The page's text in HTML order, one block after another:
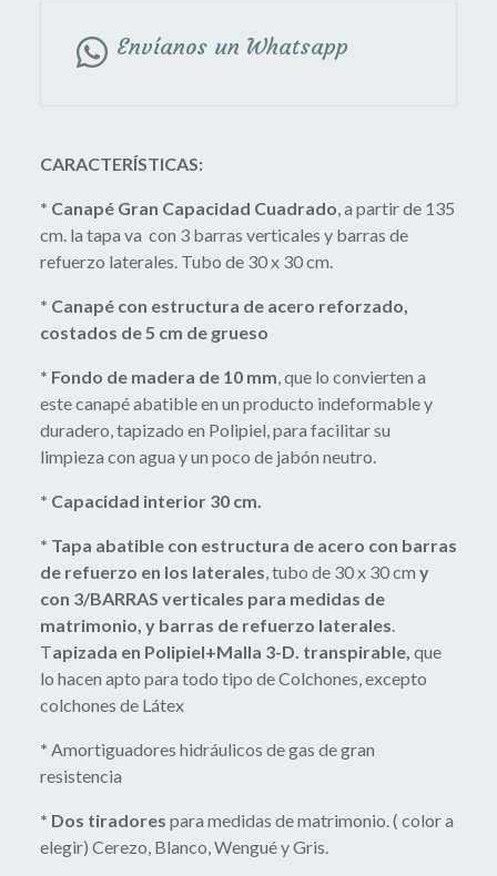
Envíanos un Whatsapp
CARACTERÍSTICAS:
* Canapé Gran Capacidad Cuadrado, a partir de 135
cm. la tapa va con 3 barras verticales y barras de
refuerzo laterales. Tubo de 30 x 30 cm.
* Canapé con estructura de acero reforzado,
costados de 5 cm de grueso
* Fondo de madera de 10 mm, que lo convierten a
este canapé abatible en un producto indeformable y
duradero, tapizado en Polipiel, para facilitar su
limpieza con agua y un poco de jabón neutro.
* Capacidad interior 30 cm.
* Tapa abatible con estructura de acero con barras
de refuerzo en los laterales, tubo de 30 x 30 cm y
con 3/BARRAS verticales para medidas de
matrimonio, y barras de refuerzo laterales.
Tapizada en Polipiel+Malla 3-D. transpirable, que
lo hacen apto para todo tipo de Colchones, excepto
colchones de Látex
* Amortiguadores hidráulicos de gas de gran
resistencia
* Dos tiradores para medidas de matrimonio. ( color a
elegir) Cerezo, Blanco, Wengué y Gris.